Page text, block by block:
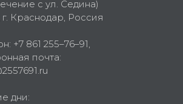
с ул. Седина)
г. Краснодар, Россия
+7 861 255–76–91,
почта:
дни: